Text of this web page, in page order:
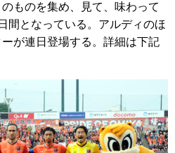
ものを集め、見て、味わって
間となっている。アルディのほ
が連日登場する。詳細は下記